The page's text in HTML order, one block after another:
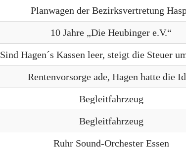
Planwagen der Bezirksvertretung
10 Jahre „Die Heubinger e.V.“
Sind Hagen´s Kassen leer, steigt die Steuer
Rentenvorsorge ade, Hagen hatte die
Begleitfahrzeug
Begleitfahrzeug
Ruhr Sound-Orchester Essen